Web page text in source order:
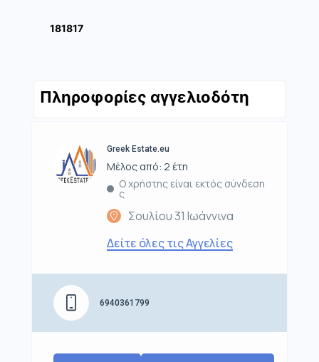
181817
Πληροφορίες αγγελιοδότη
Greek Estate.eu
Μέλος από: 2 έτη
Ο χρήστης είναι εκτός σύνδεση
ς
Σουλίου 31 Ιωάννινα
Δείτε όλες τις Αγγελίες
6940361799